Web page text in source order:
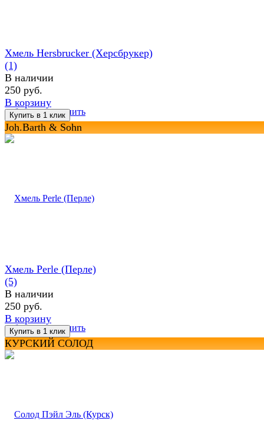
избранное сравнить
Хмель Hersbrucker (Херсбрукер)
(1)
В наличии
250 руб.
В корзину
Joh.Barth & Sohn
избранное сравнить
Хмель Perle (Перле)
(5)
В наличии
250 руб.
В корзину
КУРСКИЙ СОЛОД